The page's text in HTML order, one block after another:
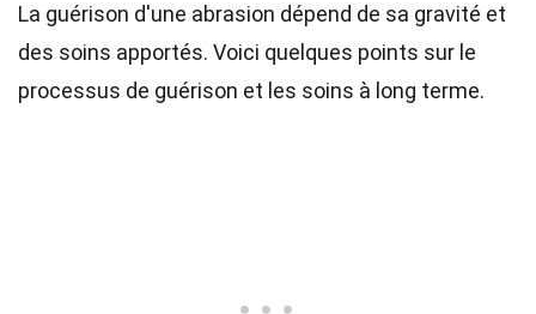
La guérison d'une abrasion dépend de sa gravité et
des soins apportés. Voici quelques points sur le
processus de guérison et les soins à long terme.